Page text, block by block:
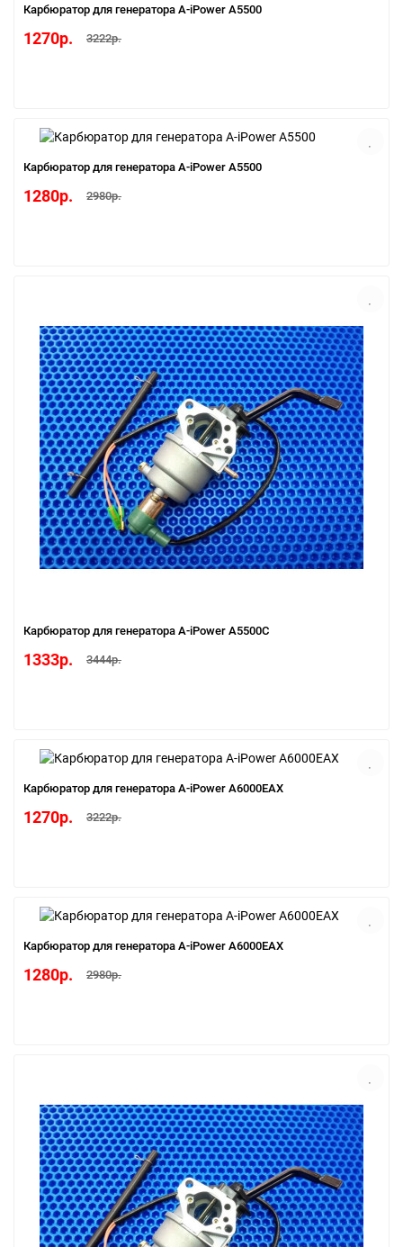
Карбюратор для генератора A-iPower A5500
1270р. 3222р.
Карбюратор для генератора A-iPower A5500
1280р. 2980р.
Карбюратор для генератора A-iPower A5500C
1333р. 3444р.
Карбюратор для генератора A-iPower A6000EAX
1270р. 3222р.
Карбюратор для генератора A-iPower A6000EAX
1280р. 2980р.